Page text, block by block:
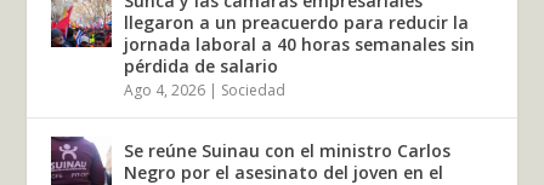
llegaron a un preacuerdo para reducir la
jornada laboral a 40 horas semanales sin
pérdida de salario
Ago 4, 2026 | Sociedad
Se reúne Suinau con el ministro Carlos
Negro por el asesinato del joven en el